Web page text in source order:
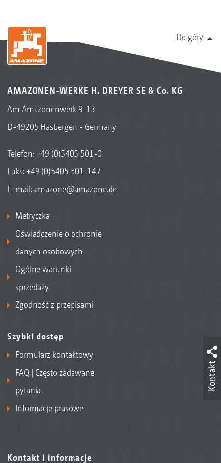
Do góry
AMAZONEN-WERKE H. DREYER SE & Co. KG
Am Amazonenwerk 9-13
D-49205 Hasbergen - Germany
Telefon:+49 (0)5405 501-0
Faks: +49 (0)5405 501-147
E-mail: amazone@amazone.de
Metryczka
Oświadczenie o ochronie
danych osobowych
Ogólne warunki
sprzedaży
Zgodność z przepisami
Szybki dostęp
Formularz kontaktowy
FAQ | Często zadawane
pytania
Informacje prasowe
Kontakt i informacje
Kontakt